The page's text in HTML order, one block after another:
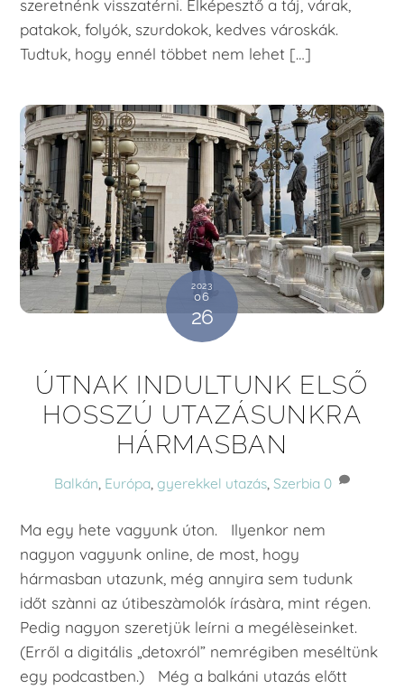
szeretnénk visszatérni. Elképesztő a táj, várak,
patakok, folyók, szurdokok, kedves városkák.
Tudtuk, hogy ennél többet nem lehet […]
2023
06
26
ÚTNAK INDULTUNK ELSŐ
HOSSZÚ UTAZÁSUNKRA
HÁRMASBAN
Balkán Európa, gyerekkel utazás, Szerbia 0
Ma egy hete vagyunk úton. Ilyenkor nem
nagyon vagyunk online, de most, hogy
hármasban utazunk, még annyira sem tudunk
időt szànni az útibeszàmolók írásàra, mint régen.
Pedig nagyon szeretjük leírni a megélèseinket.
(Erről a digitális „detoxról” nemrégiben meséltünk
egy podcastben.) Még a balkáni utazás előtt